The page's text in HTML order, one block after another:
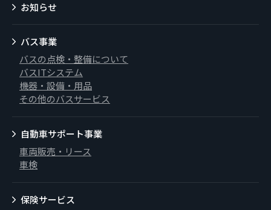
お知らせ
バス事業
バスの点検・整備について
バスITシステム
機器・設備・用品
その他のバスサービス
自動車サポート事業
車両販売・リース
車検
保険サービス